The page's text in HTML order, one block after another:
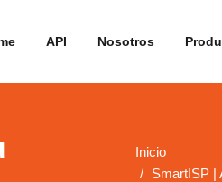
API Nosotros
Inicio
SmartISP |